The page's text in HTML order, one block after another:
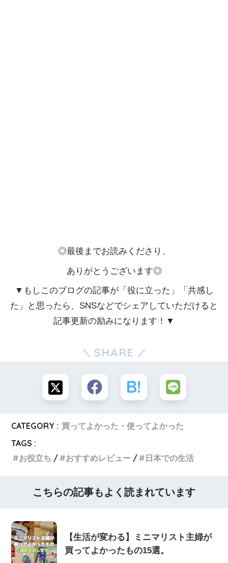
◎最後までお読みくださり、
ありがとうございます◎
▼もしこのブログの記事が「役に立った」「共感し
た」と思ったら、SNSなどでシェアしていただけると
記事更新の励みになります！▼
SHARE
CATEGORY : 買ってよかった・使ってよかった
TAGS :
お役立ち
おすすめレビュー 日本での生活
こちらの記事もよく読まれています
【生活が変わる】ミニマリスト主婦が
買ってよかったもの15選。